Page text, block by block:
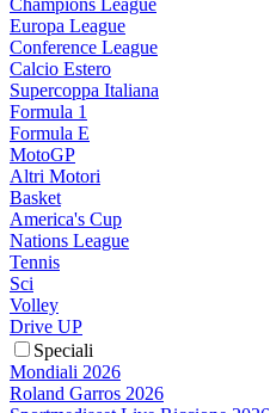
Europa League
Conference League
Calcio Estero
Supercoppa Italiana
Formula 1
Formula E
MotoGP
Altri Motori
Basket
America's Cup
Nations League
Tennis
Sci
Volley
Drive UP
Speciali
Mondiali 2026
Roland Garros 2026